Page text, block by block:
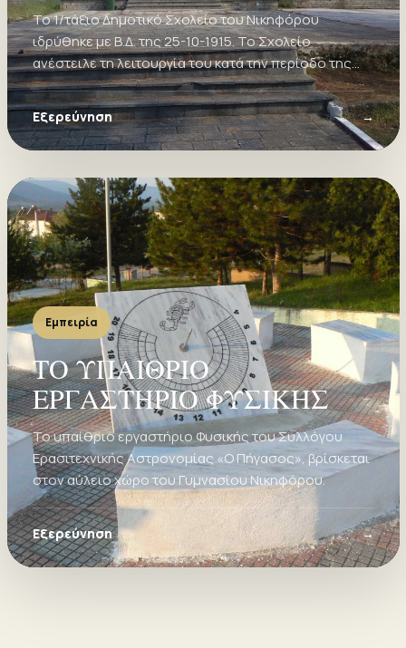
Το 1/τάξιο Δημοτικό Σχολείο του Νικηφόρου
ιδρύθηκε με Β.Δ. της 25-10-1915. Το Σχολείο
ανέστειλε τη λειτουργία του κατά την περίοδο της
πρώτης Βουλγαρικής κατοχής (1916-1918)
Εξερεύνηση →
Εμπειρία
ΤΟ ΥΠΑΙΘΡΙΟ
ΕΡΓΑΣΤΗΡΙΟ ΦΥΣΙΚΗΣ
Το υπαίθριο εργαστήριο Φυσικής του Συλλόγου
Ερασιτεχνικής Αστρονομίας «Ο Πήγασος», βρίσκεται
στον αύλειο χώρο του Γυμνασίου Νικηφόρου.
Εξερεύνηση →